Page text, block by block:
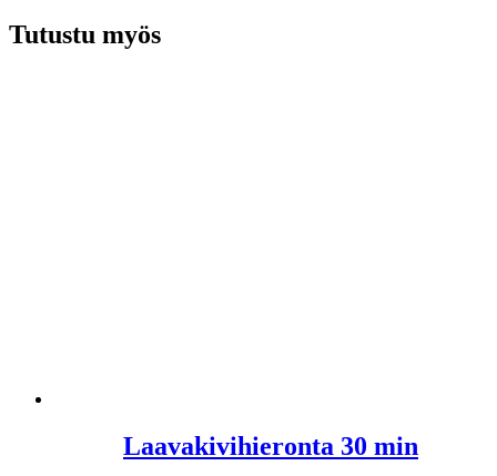
Tutustu myös
Laavakivihieronta 30 min